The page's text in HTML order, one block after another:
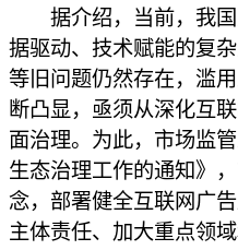
据介绍，当前，我国
据驱动、技术赋能的复
等旧问题仍然存在，滥
断凸显，亟须从深化互
面治理。为此，市场监
生态治理工作的通知》
念，部署健全互联网广
主体责任、加大重点领